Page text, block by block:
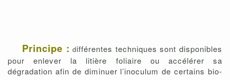
Principe : différentes techniques sont disponibles
pour enlever la litière foliaire ou accélérer sa
dégradation afin de diminuer l’inoculum de certains bio-